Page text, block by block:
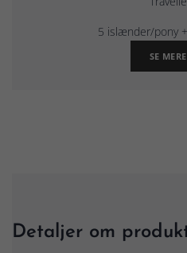
5 islænder/pony
SE
Detaljer om